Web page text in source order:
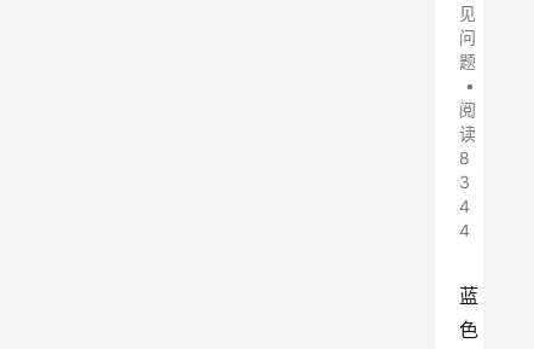
见
问
题
•
阅
读
8
3
4
4
蓝
色